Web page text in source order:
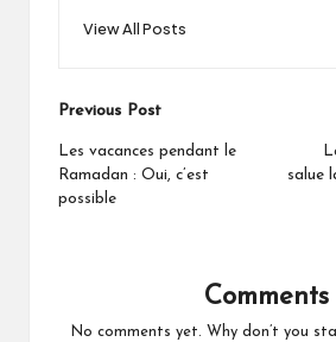
View All Posts
Post
navigation
Previous Post
Les vacances pendant le
Ramadan : Oui, c’est
possible
salue
Comments
No comments yet. Why don’t you